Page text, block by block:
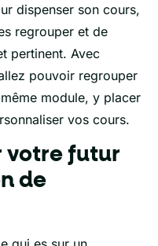
dispenser son cours,
regrouper et de
pertinent. Avec
pouvoir regrouper
module, y placer
vos cours.
votre futur
de